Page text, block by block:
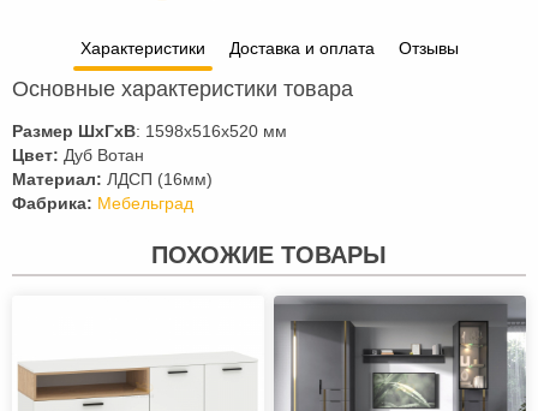
Характеристики Доставка и оплата Отзывы
Основные характеристики товара
Размер ШхГхВ: 1598х516х520 мм
Цвет: Дуб Вотан
Материал: ЛДСП (16мм)
Фабрика: Мебельград
ПОХОЖИЕ ТОВАРЫ